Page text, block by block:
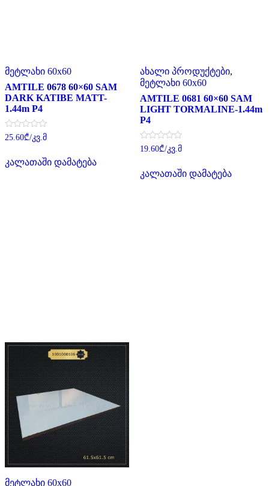
მეტლახი 60x60
AMTILE 0678 60×60 SAM
DARK KATIBE MATT-
1.44m P4
შეფასება
0
5-
დან
25.60₾/კვ.მ
კალათაში დამატება
ახალი პროდუქტები,
მეტლახი 60x60
AMTILE 0681 60×60 SAM
LIGHT TORMALINE-1.44m
P4
შეფასება
0
5-
დან
19.60₾/კვ.მ
კალათაში დამატება
მეტლახი 60x60